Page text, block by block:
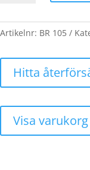
batterier
Artikelnr: BR 105
Hitta
Visa varukorg